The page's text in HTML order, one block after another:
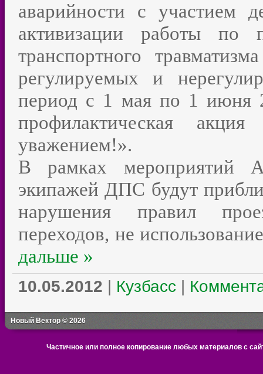
аварийности с участием
активизации работы по
транспортного
регулируемых и
период с 1 мая по 1 июня
профилактическая
уважением!».
В рамках мероприятий
экипажей ДПС будут
нарушения правил
переходов, не
дальше »
10.05.2012 | Кузбасс |
Новый Вектор © 2026
Частичное или полное копирование любых материалов с